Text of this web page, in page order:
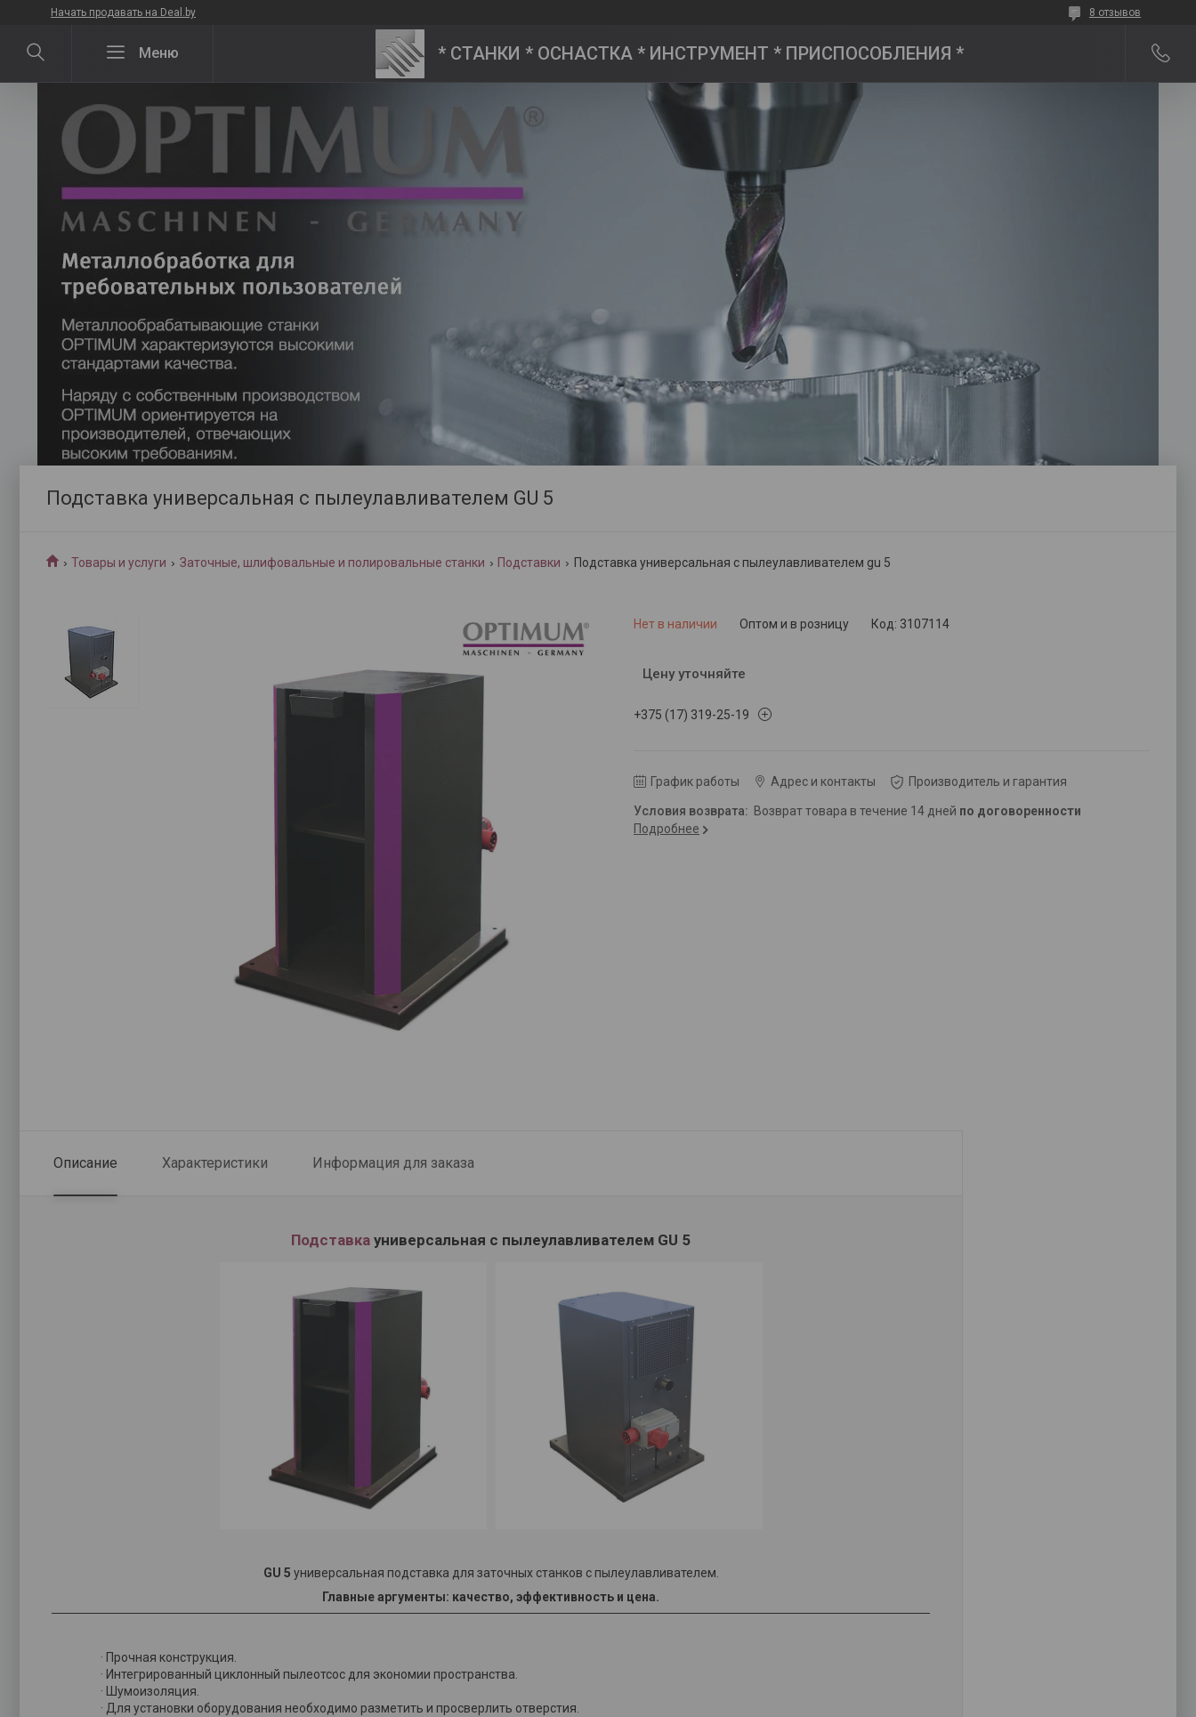
Начать продавать на Deal.by 8 отзывов
* СТАНКИ * ОСНАСТКА * ИНСТРУМЕНТ * ПРИСПОСОБЛЕНИЯ *
Подставка универсальная с пылеулавливателем GU 5
Товары и услуги Заточные, шлифовальные и полировальные станки Подставки Подставка универсальная с пылеулавливателем gu 5
Нет в наличии Оптом и в розницу Код: 3107114
Цену уточняйте
+375 (17) 319-25-19
График работы Адрес и контакты Производитель и гарантия
возврат товара в течение 14 дней по договоренности
Подробнее
Описание Характеристики Информация для заказа
Подставка универсальная с пылеулавливателем GU 5
GU 5 универсальная подставка для заточных станков с пылеулавливателем.
Главные аргументы: качество, эффективность и цена.
· Прочная конструкция.
· Интегрированный циклонный пылеотсос для экономии пространства.
· Шумоизоляция.
· Для установки оборудования необходимо разметить и просверлить отверстия.